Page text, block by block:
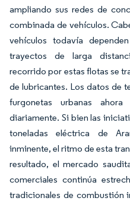
ampliando sus redes de
combinada de vehículos.
vehículos todavía
trayectos de larga
recorrido por estas flotas se
de lubricantes. Los datos de
furgonetas urbanas
diariamente. Si bien las
toneladas eléctrica de
inminente, el ritmo de esta
resultado, el mercado
comerciales continúa
tradicionales de combustión